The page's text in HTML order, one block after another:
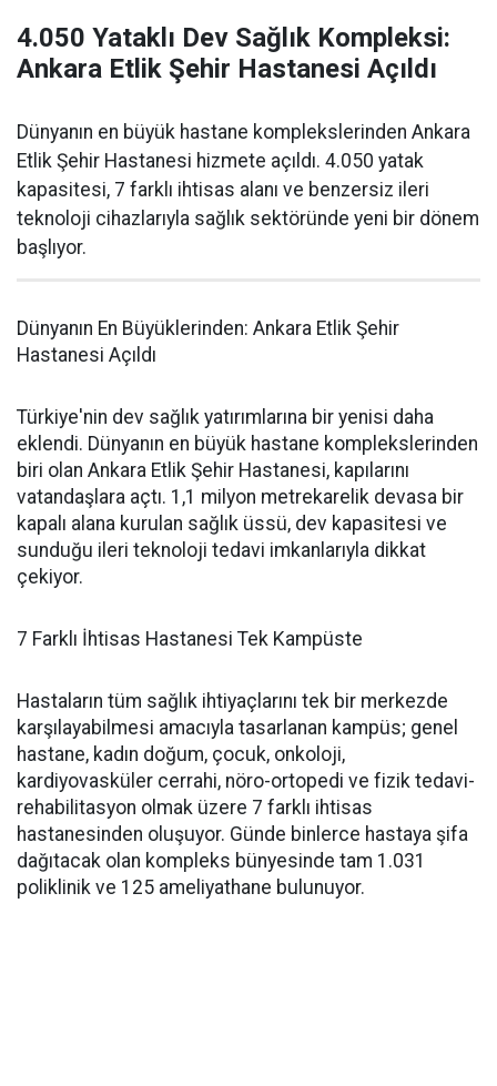
4.050 Yataklı Dev Sağlık Kompleksi:
Ankara Etlik Şehir Hastanesi Açıldı
Dünyanın en büyük hastane komplekslerinden Ankara
Etlik Şehir Hastanesi hizmete açıldı. 4.050 yatak
kapasitesi, 7 farklı ihtisas alanı ve benzersiz ileri
teknoloji cihazlarıyla sağlık sektöründe yeni bir dönem
başlıyor.
Dünyanın En Büyüklerinden: Ankara Etlik Şehir
Hastanesi Açıldı
Türkiye'nin dev sağlık yatırımlarına bir yenisi daha
eklendi. Dünyanın en büyük hastane komplekslerinden
biri olan Ankara Etlik Şehir Hastanesi, kapılarını
vatandaşlara açtı. 1,1 milyon metrekarelik devasa bir
kapalı alana kurulan sağlık üssü, dev kapasitesi ve
sunduğu ileri teknoloji tedavi imkanlarıyla dikkat
çekiyor.
7 Farklı İhtisas Hastanesi Tek Kampüste
Hastaların tüm sağlık ihtiyaçlarını tek bir merkezde
karşılayabilmesi amacıyla tasarlanan kampüs; genel
hastane, kadın doğum, çocuk, onkoloji,
kardiyovasküler cerrahi, nöro-ortopedi ve fizik tedavi-
rehabilitasyon olmak üzere 7 farklı ihtisas
hastanesinden oluşuyor. Günde binlerce hastaya şifa
dağıtacak olan kompleks bünyesinde tam 1.031
poliklinik ve 125 ameliyathane bulunuyor.